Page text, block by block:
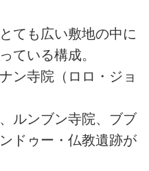
ても広い敷地の中に
ている構成。
ン寺院（ロロ・ジョ
ルンブン寺院、ブブ
ドゥー・仏教遺跡が